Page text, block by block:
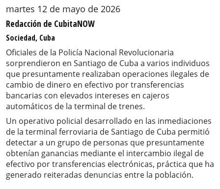
martes 12 de mayo de 2026
Redacción de CubitaNOW
Sociedad, Cuba
Oficiales de la Policía Nacional Revolucionaria
sorprendieron en Santiago de Cuba a varios individuos
que presuntamente realizaban operaciones ilegales de
cambio de dinero en efectivo por transferencias
bancarias con elevados intereses en cajeros
automáticos de la terminal de trenes.
Un operativo policial desarrollado en las inmediaciones
de la terminal ferroviaria de Santiago de Cuba permitió
detectar a un grupo de personas que presuntamente
obtenían ganancias mediante el intercambio ilegal de
efectivo por transferencias electrónicas, práctica que ha
generado reiteradas denuncias entre la población.